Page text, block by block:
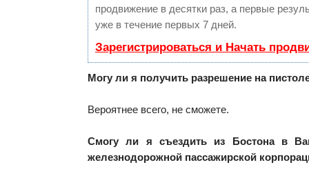
продвижение в десятки раз, а первые
уже в течение первых 7 дней.
Зарегистрироваться и Начать
Могу ли я получить разрешение на
Вероятнее всего, не сможете.
Смогу ли я съездить из Бостона в
железнодорожной пассажирской